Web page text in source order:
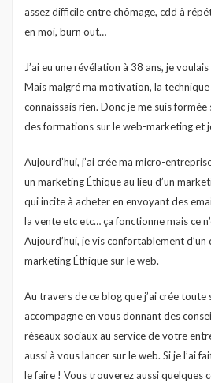
assez difficile entre chômage, cdd à
en moi, burn out…
J’ai eu une révélation à 38 ans, je
Mais malgré ma motivation, la technique
connaissais rien. Donc je me suis formée
des formations sur le web-marketing et
Aujourd’hui, j’ai crée ma micro-
un marketing Éthique au lieu d’un
qui incite à acheter en envoyant des
la vente etc etc… ça fonctionne mais ce
Aujourd’hui, je vis confortablement d’un
marketing Éthique sur le web.
Au travers de ce blog que j’ai crée toute
accompagne en vous donnant des
réseaux sociaux au service de votre
aussi à vous lancer sur le web. Si je l’ai
le faire ! Vous trouverez aussi quelques